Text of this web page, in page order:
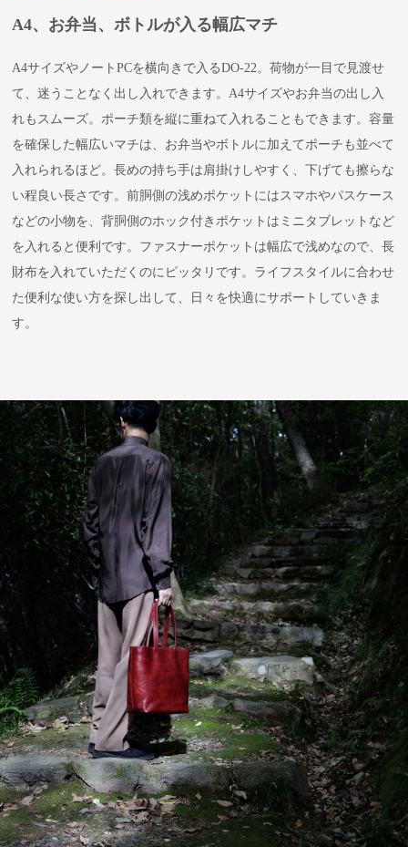
A4、お弁当、ボトルが入る幅広マチ
A4サイズやノートPCを横向きで入るDO-22。荷物が一目で見渡せ
て、迷うことなく出し入れできます。A4サイズやお弁当の出し入
れもスムーズ。ポーチ類を縦に重ねて入れることもできます。容量
を確保した幅広いマチは、お弁当やボトルに加えてポーチも並べて
入れられるほど。長めの持ち手は肩掛けしやすく、下げても擦らな
い程良い長さです。前胴側の浅めポケットにはスマホやパスケース
などの小物を、背胴側のホック付きポケットはミニタブレットなど
を入れると便利です。ファスナーポケットは幅広で浅めなので、長
財布を入れていただくのにピッタリです。ライフスタイルに合わせ
た便利な使い方を探し出して、日々を快適にサポートしていきま
す。